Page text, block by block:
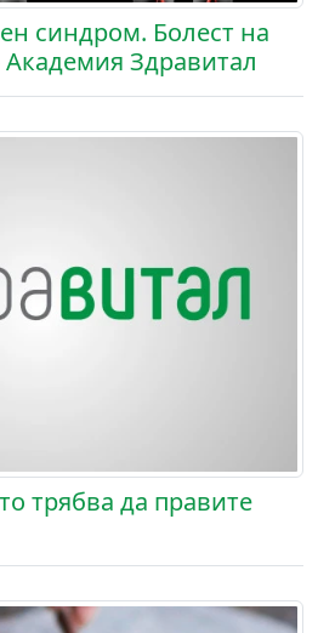
синдром. Болест на
Здравитал
трябва да правите